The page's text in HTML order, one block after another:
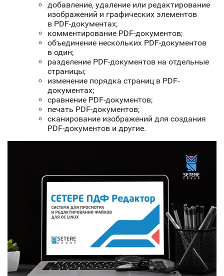
добавление, удаление или редактирование
изображений и графических элементов
в PDF-документах;
комментирование PDF-документов;
объединение нескольких PDF-документов
в один;
разделение PDF-документов на отдельные
страницы;
изменение порядка страниц в PDF-
документах;
сравнение PDF-документов;
печать PDF-документов;
сканирование изображений для создания
PDF-документов и другие.